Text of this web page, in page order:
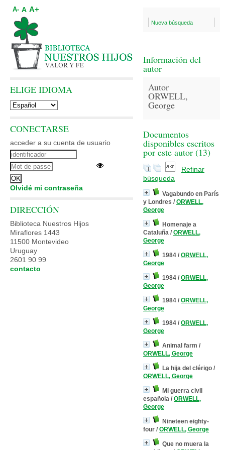
Nueva búsqueda
Información del
autor
Autor
ORWELL,
George
Documentos
disponibles escritos
por este autor (13)
Refinar
búsqueda
Vagabundo en París
y Londres / ORWELL,
George
Homenaje a
Cataluña / ORWELL,
George
1984 / ORWELL,
George
1984 / ORWELL,
George
1984 / ORWELL,
George
1984 / ORWELL,
George
Animal farm /
ORWELL, George
La hija del clérigo /
ORWELL, George
Mi guerra civil
española / ORWELL,
George
Nineteen eighty-
four / ORWELL, George
Que no muera la
A- A A+
ELIGE IDIOMA
CONECTARSE
acceder a su cuenta de usuario
Olvidé mi contraseña
DIRECCIÓN
Biblioteca Nuestros Hijos
Miraflores 1443
11500 Montevideo
Uruguay
2601 90 99
contacto